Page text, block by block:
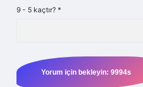
9 - 5 kaçtır? *